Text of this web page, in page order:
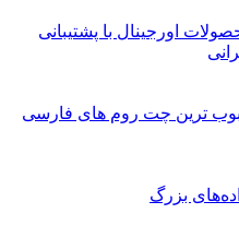
اورجینال با پشتیبانی
ترین چت روم های فارسی
بزرگ